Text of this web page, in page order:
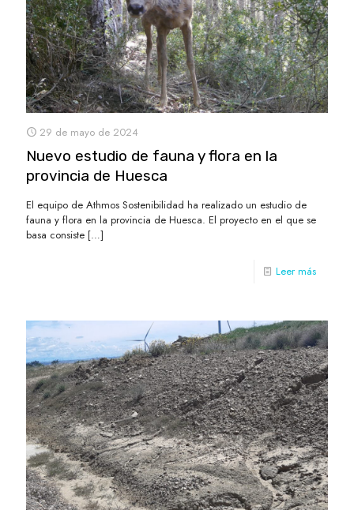
29 de mayo de 2024
Nuevo estudio de fauna y flora en la
provincia de Huesca
El equipo de Athmos Sostenibilidad ha realizado un estudio de
fauna y flora en la provincia de Huesca. El proyecto en el que se
basa consiste […]
Leer más